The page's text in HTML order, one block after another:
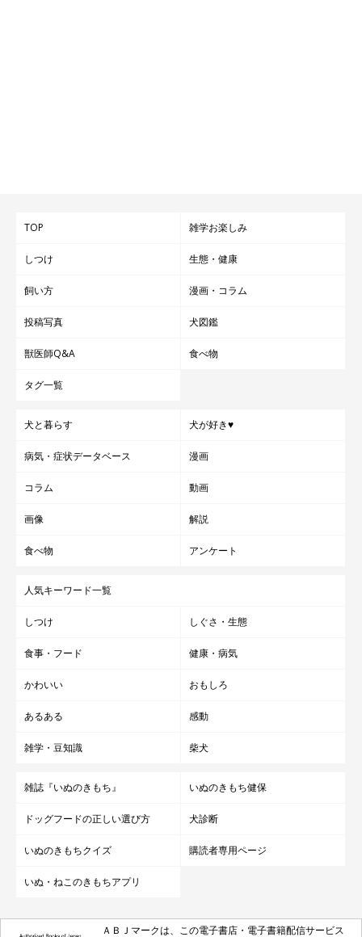
TOP 雑学お楽しみ
しつけ 生態・健康
飼い方 漫画・コラム
投稿写真 犬図鑑
獣医師Q&A 食べ物
タグ一覧
犬と暮らす 犬が好き♥
病気・症状データベース 漫画
コラム 動画
画像 解説
食べ物 アンケート
人気キーワード一覧
しつけ しぐさ・生態
食事・フード 健康・病気
かわいい おもしろ
あるある 感動
雑学・豆知識 柴犬
雑誌『いぬのきもち』 いぬのきもち健保
ドッグフードの正しい選び方 犬診断
いぬのきもちクイズ 購読者専用ページ
いぬ・ねこのきもちアプリ
ＡＢＪマークは、この電子書店・電子書籍配信サービス